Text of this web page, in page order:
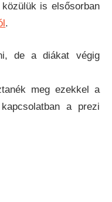
is elsősorban
.
de a diákat végig
meg ezekkel a
a prezi